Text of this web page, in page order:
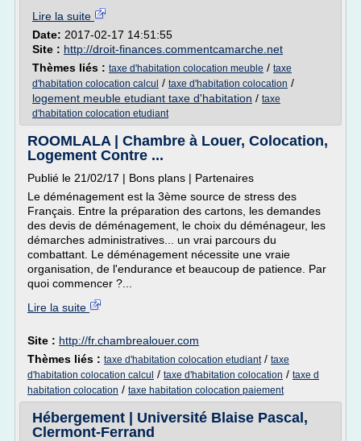
Lire la suite
Date: 2017-02-17 14:51:55
Site : http://droit-finances.commentcamarche.net
Thèmes liés : taxe d'habitation colocation meuble / taxe
d'habitation colocation calcul / taxe d'habitation colocation /
logement meuble etudiant taxe d'habitation / taxe
d'habitation colocation etudiant
ROOMLALA | Chambre à Louer, Colocation,
Logement Contre ...
Publié le 21/02/17 | Bons plans | Partenaires
Le déménagement est la 3ème source de stress des
Français. Entre la préparation des cartons, les demandes
des devis de déménagement, le choix du déménageur, les
démarches administratives... un vrai parcours du
combattant. Le déménagement nécessite une vraie
organisation, de l'endurance et beaucoup de patience. Par
quoi commencer ?...
Lire la suite
Site : http://fr.chambrealouer.com
Thèmes liés : taxe d'habitation colocation etudiant/ taxe
d'habitation colocation calcul / taxe d'habitation colocation / taxe d
habitation colocation / taxe habitation colocation paiement
Hébergement | Université Blaise Pascal,
Clermont-Ferrand